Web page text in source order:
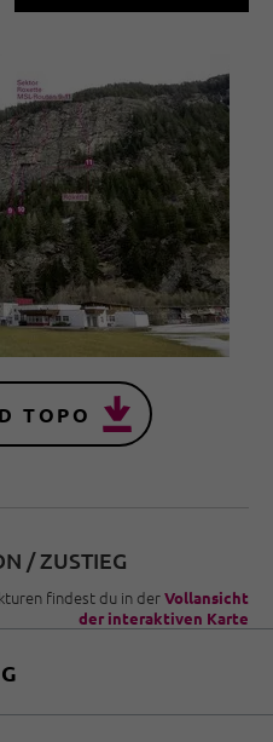
TOPO
/ ZUSTIEG
findest du in derVollansicht
der interaktiven Karte